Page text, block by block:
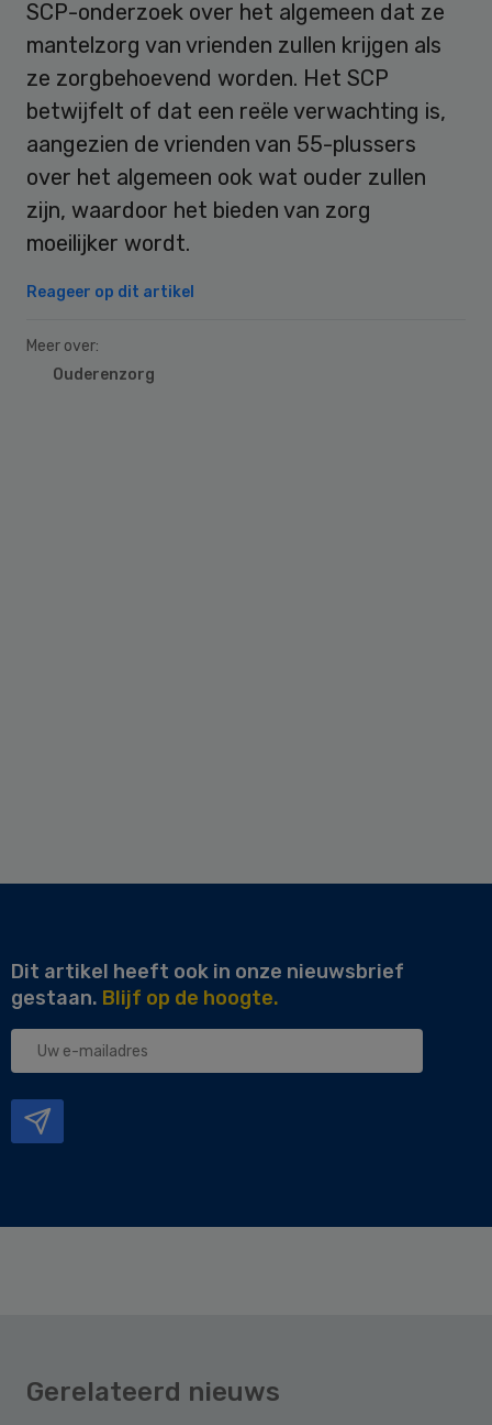
SCP-onderzoek over het algemeen dat ze
mantelzorg van vrienden zullen krijgen als
ze zorgbehoevend worden. Het SCP
betwijfelt of dat een reële verwachting is,
aangezien de vrienden van 55-plussers
over het algemeen ook wat ouder zullen
zijn, waardoor het bieden van zorg
moeilijker wordt.
Reageer op dit artikel
Meer over:
Ouderenzorg
Dit artikel heeft ook in onze nieuwsbrief
gestaan. Blijf op de hoogte.
Uw
Gerelateerd nieuws